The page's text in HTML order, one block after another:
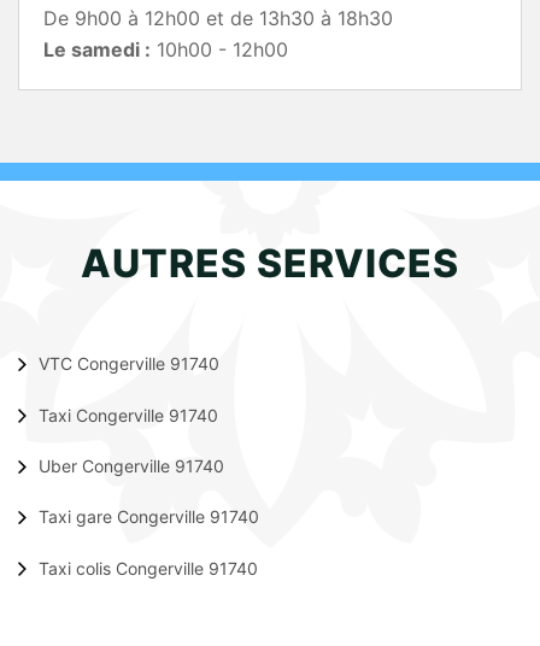
De 9h00 à 12h00 et de 13h30 à 18h30
Le samedi : 10h00 - 12h00
AUTRES SERVICES
VTC Congerville 91740
Taxi Congerville 91740
Uber Congerville 91740
Taxi gare Congerville 91740
Taxi colis Congerville 91740